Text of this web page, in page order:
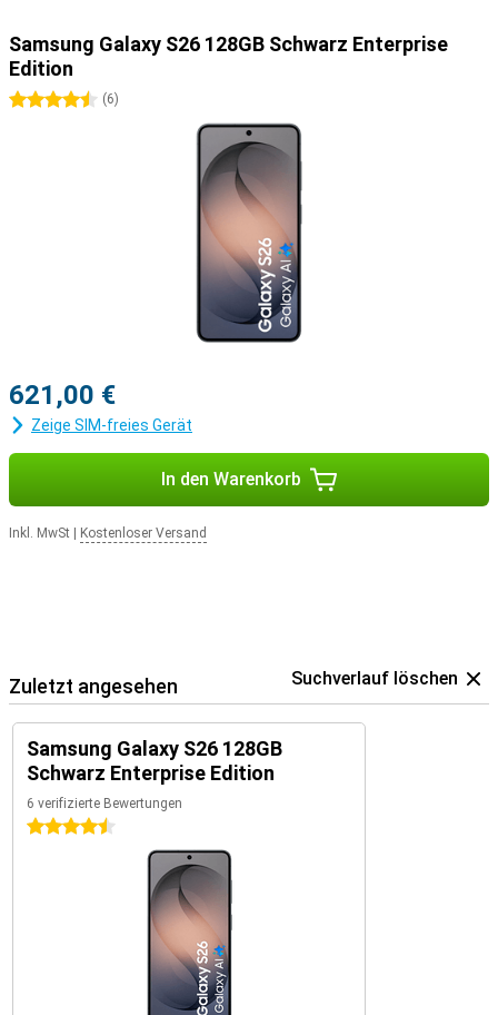
Samsung Galaxy S26 128GB Schwarz Enterprise
Edition
4.5 Sterne
(6)
621,00 €
Zeige SIM-freies Gerät
In den Warenkorb
Inkl. MwSt Kostenloser Versand
Zuletzt angesehen Suchverlauf löschen
Samsung Galaxy S26 128GB
Schwarz Enterprise Edition
6 verifizierte Bewertungen
4.5 Sterne